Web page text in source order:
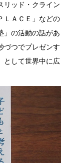
リッド・クライン
ＬＡＣＥ」などの
」の活動の話があ
づつでプレゼンす
として世界中に広